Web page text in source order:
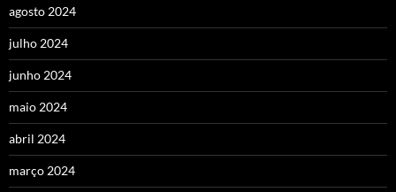
agosto 2024
julho 2024
junho 2024
maio 2024
abril 2024
março 2024